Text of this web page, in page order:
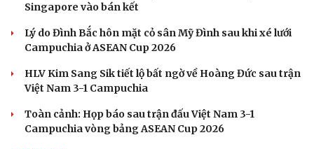
Singapore vào bán kết
Lý do Đình Bắc hôn mặt cỏ sân Mỹ Đình sau khi xé lưới
Campuchia ở ASEAN Cup 2026
HLV Kim Sang Sik tiết lộ bất ngờ về Hoàng Đức sau trận
Việt Nam 3-1 Campuchia
Toàn cảnh: Họp báo sau trận đấu Việt Nam 3-1
Campuchia vòng bảng ASEAN Cup 2026